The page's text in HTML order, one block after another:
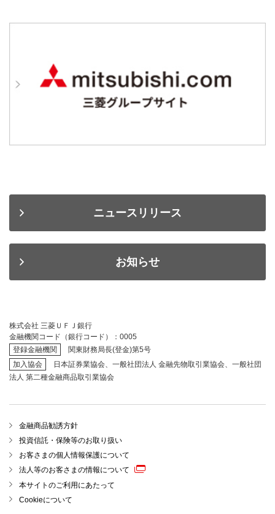
ニュースリリース
お知らせ
株式会社 三菱ＵＦＪ銀行
金融機関コード（銀行コード）：0005
登録金融機関
関東財務局長(登金)第5号
加入協会
日本証券業協会、一般社団法人 金融先物取引業協会、一般社団
法人 第二種金融商品取引業協会
金融商品勧誘方針
投資信託・保険等のお取り扱い
お客さまの個人情報保護について
法人等のお客さまの情報について
本サイトのご利用にあたって
Cookieについて